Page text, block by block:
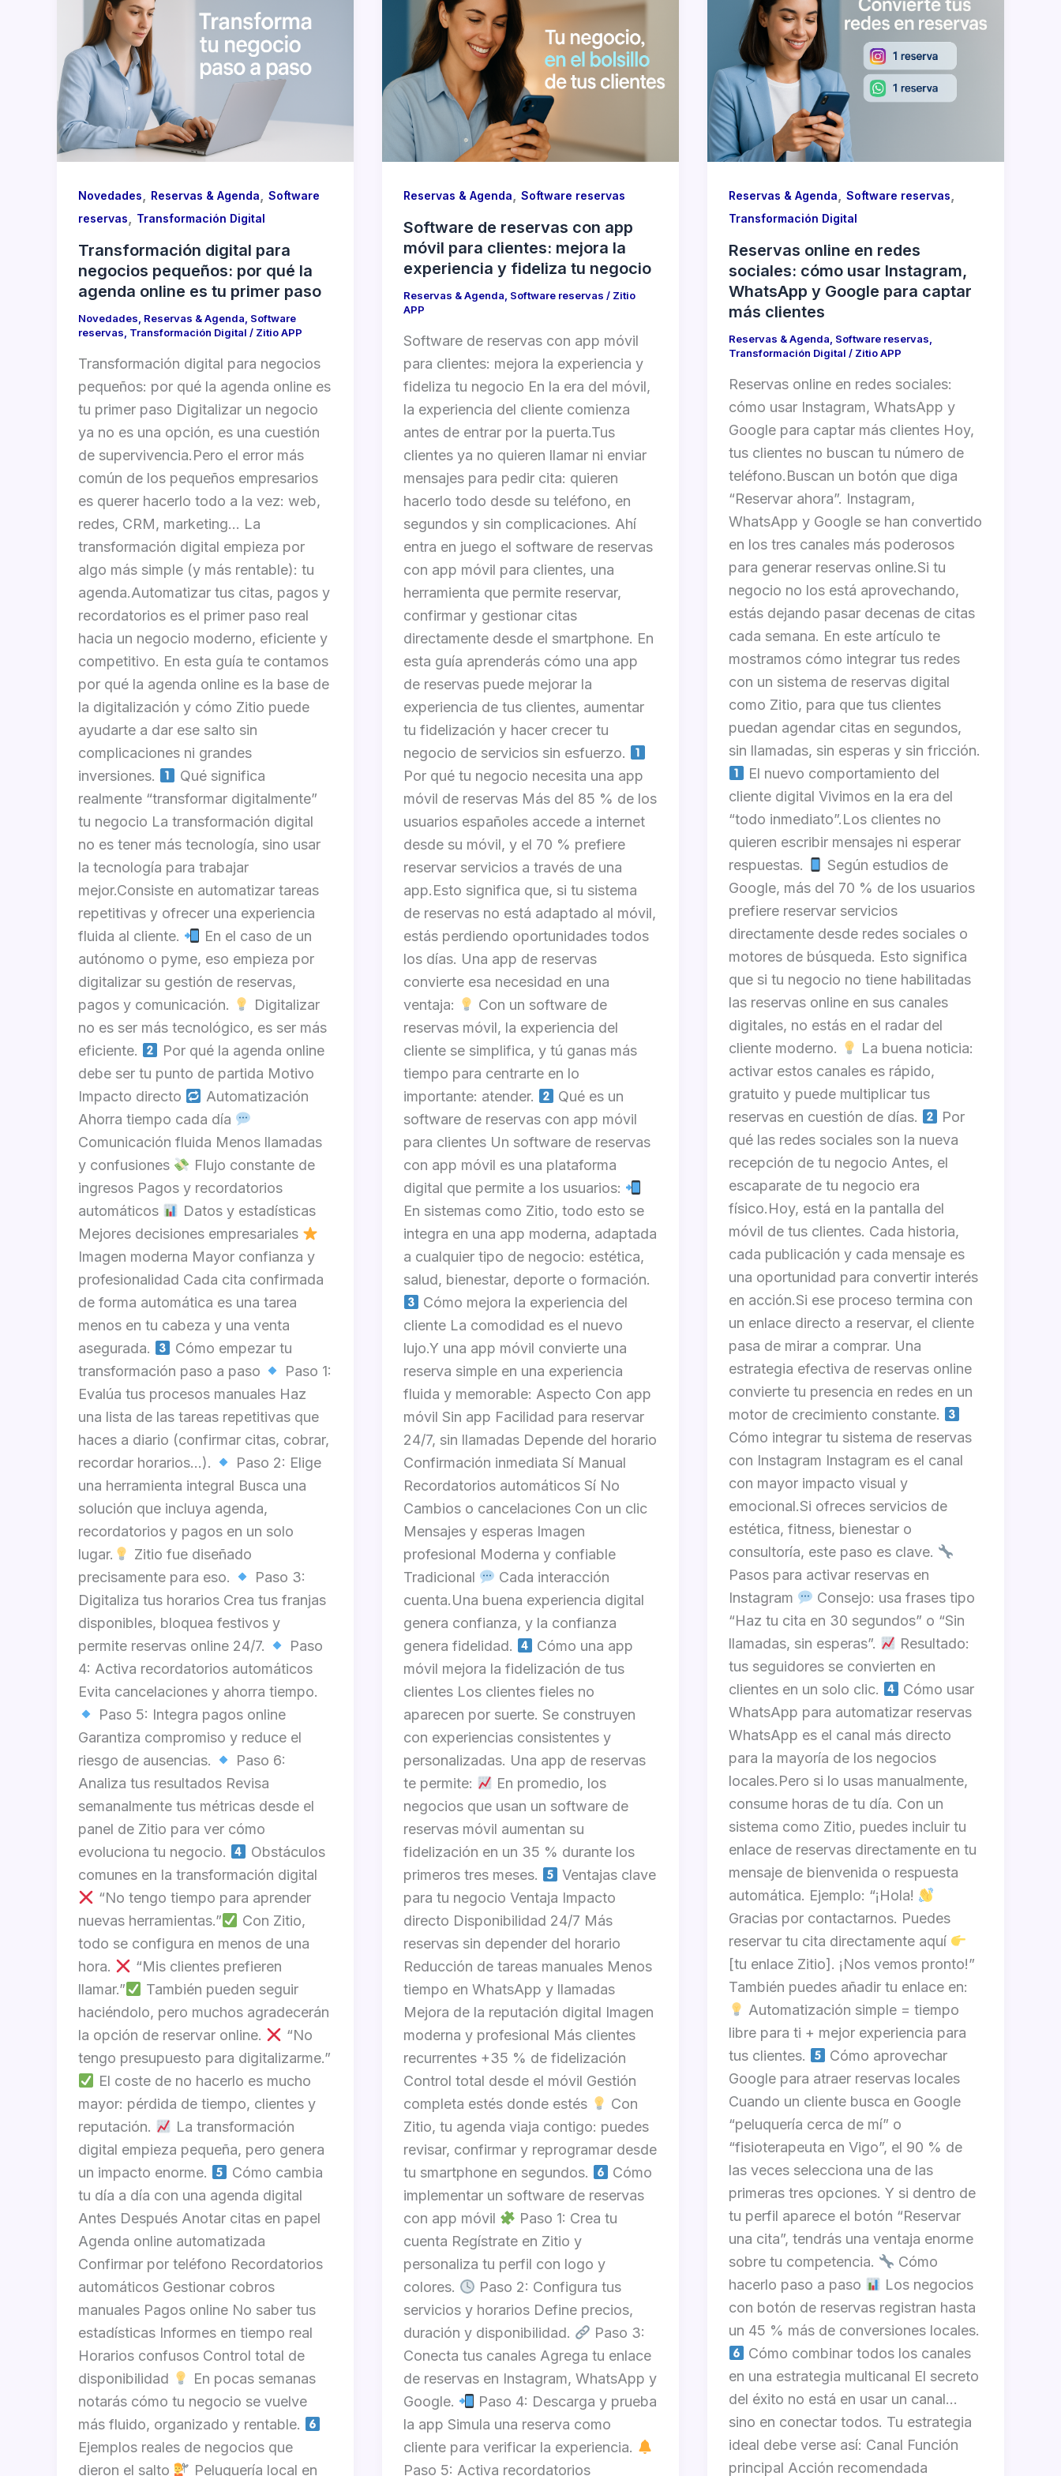
Novedades Reservas & Agenda
Software
reservas
Transformación Digital
Transformación digital para
negocios pequeños: por qué la
agenda online es tu primer paso
Novedades Reservas & Agenda Software
reservas Transformación Digital / Zitio APP
Transformación digital para negocios
pequeños: por qué la agenda online es
tu primer paso Digitalizar un negocio
ya no es una opción, es una cuestión
de supervivencia.Pero el error más
común de los pequeños empresarios
es querer hacerlo todo a la vez: web,
redes, CRM, marketing… La
transformación digital empieza por
algo más simple (y más rentable): tu
agenda.Automatizar tus citas, pagos y
recordatorios es el primer paso real
hacia un negocio moderno, eficiente y
competitivo. En esta guía te contamos
por qué la agenda online es la base de
la digitalización y cómo Zitio puede
ayudarte a dar ese salto sin
complicaciones ni grandes
inversiones.
Qué significa
realmente “transformar digitalmente”
tu negocio La transformación digital
no es tener más tecnología, sino usar
la tecnología para trabajar
mejor.Consiste en automatizar tareas
repetitivas y ofrecer una experiencia
fluida al cliente.
En el caso de un
autónomo o pyme, eso empieza por
digitalizar su gestión de reservas,
pagos y comunicación.
Digitalizar
no es ser más tecnológico, es ser más
eficiente.
Por qué la agenda online
debe ser tu punto de partida Motivo
Impacto directo
Automatización
Ahorra tiempo cada día
Comunicación fluida Menos llamadas
y confusiones
Flujo constante de
ingresos Pagos y recordatorios
automáticos
Datos y estadísticas
Mejores decisiones empresariales
Imagen moderna Mayor confianza y
profesionalidad Cada cita confirmada
de forma automática es una tarea
menos en tu cabeza y una venta
asegurada.
Cómo empezar tu
transformación paso a paso
Paso 1:
Evalúa tus procesos manuales Haz
una lista de las tareas repetitivas que
haces a diario (confirmar citas, cobrar,
recordar horarios…).
Paso 2: Elige
una herramienta integral Busca una
solución que incluya agenda,
recordatorios y pagos en un solo
lugar.
Zitio fue diseñado
precisamente para eso.
Paso 3:
Digitaliza tus horarios Crea tus franjas
disponibles, bloquea festivos y
permite reservas online 24/7.
Paso
4: Activa recordatorios automáticos
Evita cancelaciones y ahorra tiempo.
Paso 5: Integra pagos online
Garantiza compromiso y reduce el
riesgo de ausencias.
Paso 6:
Analiza tus resultados Revisa
semanalmente tus métricas desde el
panel de Zitio para ver cómo
evoluciona tu negocio.
Obstáculos
comunes en la transformación digital
“No tengo tiempo para aprender
nuevas herramientas.”
Con Zitio,
todo se configura en menos de una
hora.
“Mis clientes prefieren
llamar.”
También pueden seguir
haciéndolo, pero muchos agradecerán
la opción de reservar online.
“No
tengo presupuesto para digitalizarme.”
El coste de no hacerlo es mucho
mayor: pérdida de tiempo, clientes y
reputación.
La transformación
digital empieza pequeña, pero genera
un impacto enorme.
Cómo cambia
tu día a día con una agenda digital
Antes Después Anotar citas en papel
Agenda online automatizada
Confirmar por teléfono Recordatorios
automáticos Gestionar cobros
manuales Pagos online No saber tus
estadísticas Informes en tiempo real
Horarios confusos Control total de
disponibilidad
En pocas semanas
notarás cómo tu negocio se vuelve
más fluido, organizado y rentable.
Ejemplos reales de negocios que
dieron el salto
Peluquería local en
Reservas & Agenda Software reservas
Software de reservas con app
móvil para clientes: mejora la
experiencia y fideliza tu negocio
Reservas & Agenda Software reservas / Zitio
APP
Software de reservas con app móvil
para clientes: mejora la experiencia y
fideliza tu negocio En la era del móvil,
la experiencia del cliente comienza
antes de entrar por la puerta.Tus
clientes ya no quieren llamar ni enviar
mensajes para pedir cita: quieren
hacerlo todo desde su teléfono, en
segundos y sin complicaciones. Ahí
entra en juego el software de reservas
con app móvil para clientes, una
herramienta que permite reservar,
confirmar y gestionar citas
directamente desde el smartphone. En
esta guía aprenderás cómo una app
de reservas puede mejorar la
experiencia de tus clientes, aumentar
tu fidelización y hacer crecer tu
negocio de servicios sin esfuerzo.
Por qué tu negocio necesita una app
móvil de reservas Más del 85 % de los
usuarios españoles accede a internet
desde su móvil, y el 70 % prefiere
reservar servicios a través de una
app.Esto significa que, si tu sistema
de reservas no está adaptado al móvil,
estás perdiendo oportunidades todos
los días. Una app de reservas
convierte esa necesidad en una
ventaja:
Con un software de
reservas móvil, la experiencia del
cliente se simplifica, y tú ganas más
tiempo para centrarte en lo
importante: atender.
Qué es un
software de reservas con app móvil
para clientes Un software de reservas
con app móvil es una plataforma
digital que permite a los usuarios:
En sistemas como Zitio, todo esto se
integra en una app moderna, adaptada
a cualquier tipo de negocio: estética,
salud, bienestar, deporte o formación.
Cómo mejora la experiencia del
cliente La comodidad es el nuevo
lujo.Y una app móvil convierte una
reserva simple en una experiencia
fluida y memorable: Aspecto Con app
móvil Sin app Facilidad para reservar
24/7, sin llamadas Depende del horario
Confirmación inmediata Sí Manual
Recordatorios automáticos Sí No
Cambios o cancelaciones Con un clic
Mensajes y esperas Imagen
profesional Moderna y confiable
Tradicional
Cada interacción
cuenta.Una buena experiencia digital
genera confianza, y la confianza
genera fidelidad.
Cómo una app
móvil mejora la fidelización de tus
clientes Los clientes fieles no
aparecen por suerte. Se construyen
con experiencias consistentes y
personalizadas. Una app de reservas
te permite:
En promedio, los
negocios que usan un software de
reservas móvil aumentan su
fidelización en un 35 % durante los
primeros tres meses.
Ventajas clave
para tu negocio Ventaja Impacto
directo Disponibilidad 24/7 Más
reservas sin depender del horario
Reducción de tareas manuales Menos
tiempo en WhatsApp y llamadas
Mejora de la reputación digital Imagen
moderna y profesional Más clientes
recurrentes +35 % de fidelización
Control total desde el móvil Gestión
completa estés donde estés
Con
Zitio, tu agenda viaja contigo: puedes
revisar, confirmar y reprogramar desde
tu smartphone en segundos.
Cómo
implementar un software de reservas
con app móvil
Paso 1: Crea tu
cuenta Regístrate en Zitio y
personaliza tu perfil con logo y
colores.
Paso 2: Configura tus
servicios y horarios Define precios,
duración y disponibilidad.
Paso 3:
Conecta tus canales Agrega tu enlace
de reservas en Instagram, WhatsApp y
Google.
Paso 4: Descarga y prueba
la app Simula una reserva como
cliente para verificar la experiencia.
Paso 5: Activa recordatorios
Reservas & Agenda Software reservas
Transformación Digital
Reservas online en redes
sociales: cómo usar Instagram,
WhatsApp y Google para captar
más clientes
Reservas & Agenda Software reservas
Transformación Digital / Zitio APP
Reservas online en redes sociales:
cómo usar Instagram, WhatsApp y
Google para captar más clientes Hoy,
tus clientes no buscan tu número de
teléfono.Buscan un botón que diga
“Reservar ahora”. Instagram,
WhatsApp y Google se han convertido
en los tres canales más poderosos
para generar reservas online.Si tu
negocio no los está aprovechando,
estás dejando pasar decenas de citas
cada semana. En este artículo te
mostramos cómo integrar tus redes
con un sistema de reservas digital
como Zitio, para que tus clientes
puedan agendar citas en segundos,
sin llamadas, sin esperas y sin fricción.
El nuevo comportamiento del
cliente digital Vivimos en la era del
“todo inmediato”.Los clientes no
quieren escribir mensajes ni esperar
respuestas.
Según estudios de
Google, más del 70 % de los usuarios
prefiere reservar servicios
directamente desde redes sociales o
motores de búsqueda. Esto significa
que si tu negocio no tiene habilitadas
las reservas online en sus canales
digitales, no estás en el radar del
cliente moderno.
La buena noticia:
activar estos canales es rápido,
gratuito y puede multiplicar tus
reservas en cuestión de días.
Por
qué las redes sociales son la nueva
recepción de tu negocio Antes, el
escaparate de tu negocio era
físico.Hoy, está en la pantalla del
móvil de tus clientes. Cada historia,
cada publicación y cada mensaje es
una oportunidad para convertir interés
en acción.Si ese proceso termina con
un enlace directo a reservar, el cliente
pasa de mirar a comprar. Una
estrategia efectiva de reservas online
convierte tu presencia en redes en un
motor de crecimiento constante.
Cómo integrar tu sistema de reservas
con Instagram Instagram es el canal
con mayor impacto visual y
emocional.Si ofreces servicios de
estética, fitness, bienestar o
consultoría, este paso es clave.
Pasos para activar reservas en
Instagram
Consejo: usa frases tipo
“Haz tu cita en 30 segundos” o “Sin
llamadas, sin esperas”.
Resultado:
tus seguidores se convierten en
clientes en un solo clic.
Cómo usar
WhatsApp para automatizar reservas
WhatsApp es el canal más directo
para la mayoría de los negocios
locales.Pero si lo usas manualmente,
consume horas de tu día. Con un
sistema como Zitio, puedes incluir tu
enlace de reservas directamente en tu
mensaje de bienvenida o respuesta
automática. Ejemplo: “¡Hola!
Gracias por contactarnos. Puedes
reservar tu cita directamente aquí
[tu enlace Zitio]. ¡Nos vemos pronto!”
También puedes añadir tu enlace en:
Automatización simple = tiempo
libre para ti + mejor experiencia para
tus clientes.
Cómo aprovechar
Google para atraer reservas locales
Cuando un cliente busca en Google
“peluquería cerca de mí” o
“fisioterapeuta en Vigo”, el 90 % de
las veces selecciona una de las
primeras tres opciones. Y si dentro de
tu perfil aparece el botón “Reservar
una cita”, tendrás una ventaja enorme
sobre tu competencia.
Cómo
hacerlo paso a paso
Los negocios
con botón de reservas registran hasta
un 45 % más de conversiones locales.
Cómo combinar todos los canales
en una estrategia multicanal El secreto
del éxito no está en usar un canal…
sino en conectar todos. Tu estrategia
ideal debe verse así: Canal Función
principal Acción recomendada